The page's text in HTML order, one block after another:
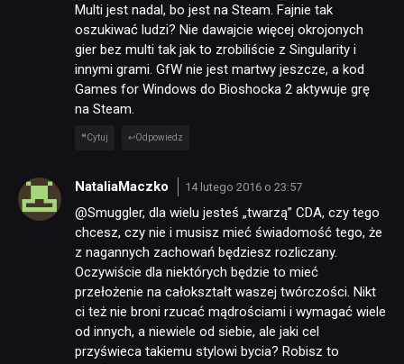
Multi jest nadal, bo jest na Steam. Fajnie tak
oszukiwać ludzi? Nie dawajcie więcej okrojonych
gier bez multi tak jak to zrobiliście z Singularity i
innymi grami. GfW nie jest martwy jeszcze, a kod
Games for Windows do Bioshocka 2 aktywuje grę
na Steam.
Cytuj Odpowiedz
NataliaMaczko 14 lutego 2016 o 23:57
@Smuggler, dla wielu jesteś „twarzą” CDA, czy tego
chcesz, czy nie i musisz mieć świadomość tego, że
z nagannych zachowań będziesz rozliczany.
Oczywiście dla niektórych będzie to mieć
przełożenie na całokształt waszej twórczości. Nikt
ci też nie broni rzucać mądrościami i wymagać wiele
od innych, a niewiele od siebie, ale jaki cel
przyświeca takiemu stylowi bycia? Robisz to